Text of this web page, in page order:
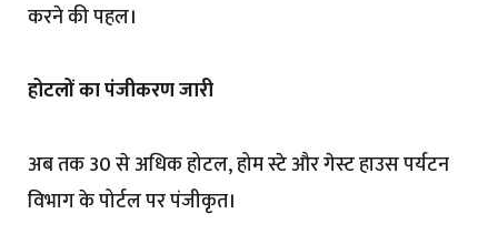
करने की पहल।
होटलों का पंजीकरण जारी
अब तक 30 से अधिक होटल, होम स्टे और गेस्ट हाउस पर्यटन
विभाग के पोर्टल पर पंजीकृत।